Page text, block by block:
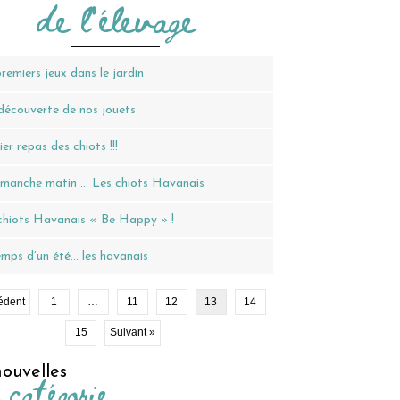
de l'élevage
jeux dans le jardin
de nos jouets
repas des chiots !!!
matin … Les chiots Havanais
Havanais « Be Happy » !
d’un été… les havanais
1 … 11 12 13 14
15 Suivant »